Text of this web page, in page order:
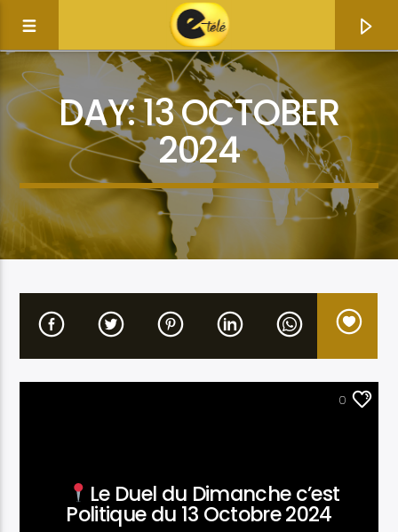
Current track
Title
Artist
Etele en direct
DAY:13 OCTOBER
2024
0
Le Duel du Dimanche c’est
Politique du 13 Octobre 2024